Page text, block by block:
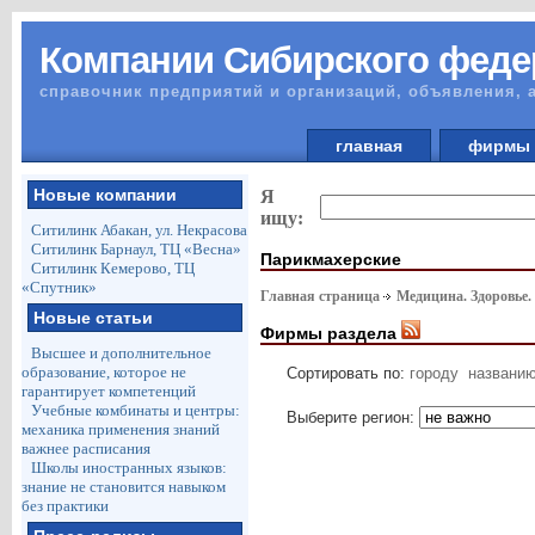
Компании Сибирского
справочник предприятий и организаций, объявления,
главная
Новые компании
Ситилинк Абакан, ул. Некрасова
Ситилинк Барнаул, ТЦ «Весна»
Ситилинк Кемерово, ТЦ
«Спутник»
Новые статьи
Высшее и дополнительное
образование, которое не
гарантирует компетенций
Учебные комбинаты и центры:
механика применения знаний
важнее расписания
Школы иностранных языков:
знание не становится навыком
без практики
Я
ищу:
Парикмахерские
Главная страница Медицина. Здоровье.
Фирмы раздела
Сортировать по: городу
Выберите регион: